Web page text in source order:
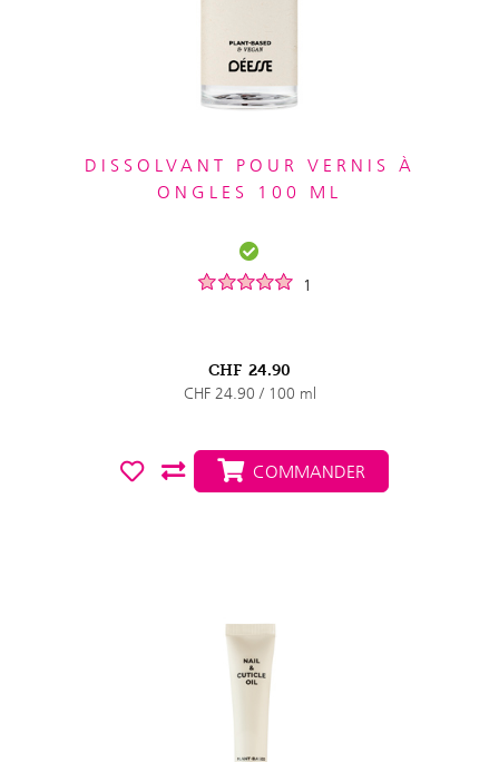
DISSOLVANT POUR VERNIS À
ONGLES 100 ML
1
CHF 24.90
CHF 24.90 / 100 ml
COMMANDER